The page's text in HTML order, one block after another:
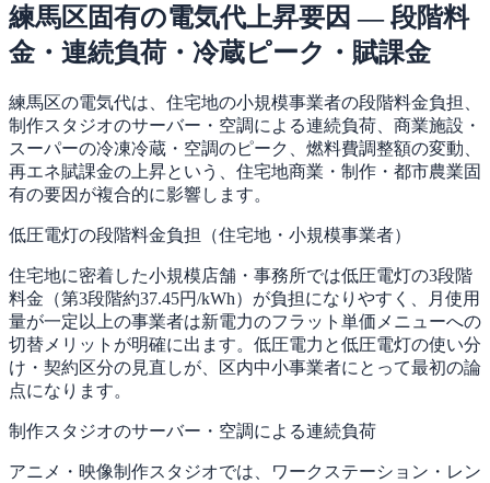
練馬区固有の電気代上昇要因 — 段階料
金・連続負荷・冷蔵ピーク・賦課金
練馬区の電気代は、住宅地の小規模事業者の段階料金負担、
制作スタジオのサーバー・空調による連続負荷、商業施設・
スーパーの冷凍冷蔵・空調のピーク、燃料費調整額の変動、
再エネ賦課金の上昇という、住宅地商業・制作・都市農業固
有の要因が複合的に影響します。
低圧電灯の段階料金負担（住宅地・小規模事業者）
住宅地に密着した小規模店舗・事務所では低圧電灯の3段階
料金（第3段階約37.45円/kWh）が負担になりやすく、月使用
量が一定以上の事業者は新電力のフラット単価メニューへの
切替メリットが明確に出ます。低圧電力と低圧電灯の使い分
け・契約区分の見直しが、区内中小事業者にとって最初の論
点になります。
制作スタジオのサーバー・空調による連続負荷
アニメ・映像制作スタジオでは、ワークステーション・レン